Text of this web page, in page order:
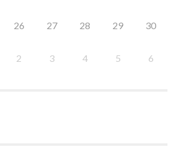
26 27 28 29 30
2 3 4 5 6